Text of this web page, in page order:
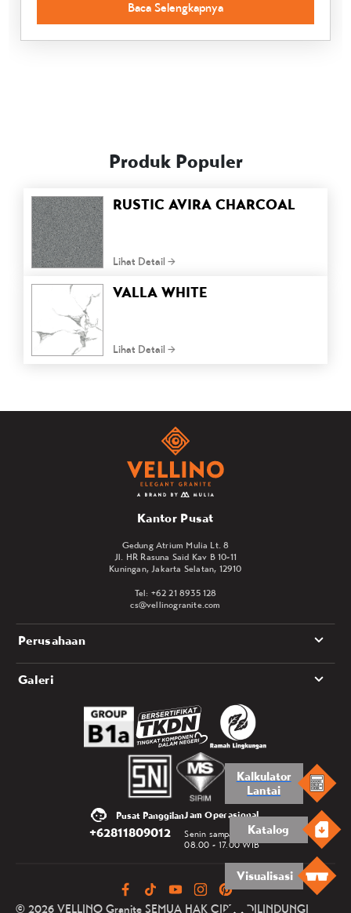
Kalkulator
Lantai
Katalog
Visualisasi
Baca Selengkapnya
Produk Populer
RUSTIC AVIRA CHARCOAL
Lihat Detail
VALLA WHITE
Lihat Detail
Kantor Pusat
Gedung Atrium Mulia Lt. 8
Jl. HR Rasuna Said Kav B 10-11
Kuningan, Jakarta Selatan, 12910
Tel: +62 21 8935 128
cs@vellinogranite.com
Perusahaan
Galeri
Pusat Panggilan
+62811809012
Jam Operasional
Senin sampai Jumat
08.00 - 17.00 WIB
© 2026 VELLINO Granite SEMUA HAK CIPTA DILINDUNGI